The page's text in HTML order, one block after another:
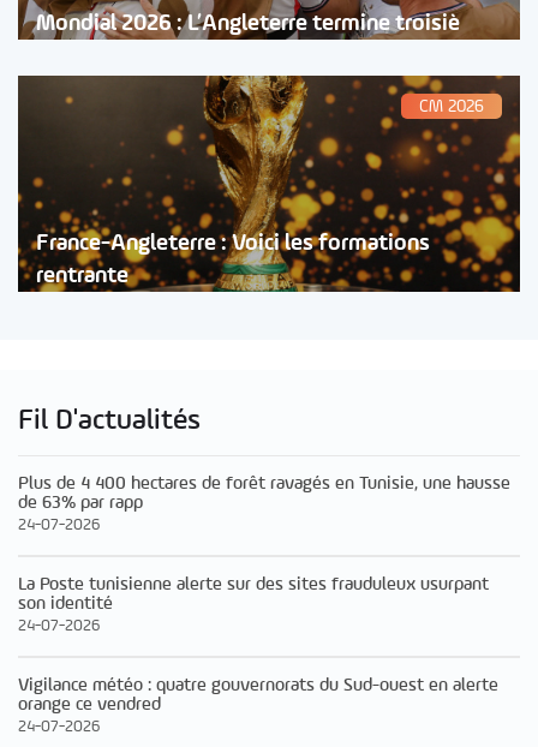
Mondial 2026 : L’Angleterre termine troisiè
CM 2026
France-Angleterre : Voici les formations
rentrante
Fil D'actualités
Plus de 4 400 hectares de forêt ravagés en Tunisie, une hausse
de 63% par rapp
24-07-2026
La Poste tunisienne alerte sur des sites frauduleux usurpant
son identité
24-07-2026
Vigilance météo : quatre gouvernorats du Sud-ouest en alerte
orange ce vendred
24-07-2026